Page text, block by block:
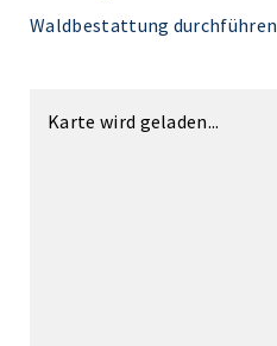
Waldbestattung durchführen
Karte wird geladen...